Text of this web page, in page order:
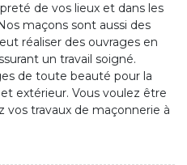
de vos lieux et dans les
maçons sont aussi des
réaliser des ouvrages en
un travail soigné.
de toute beauté pour la
extérieur. Vous voulez être
travaux de maçonnerie à